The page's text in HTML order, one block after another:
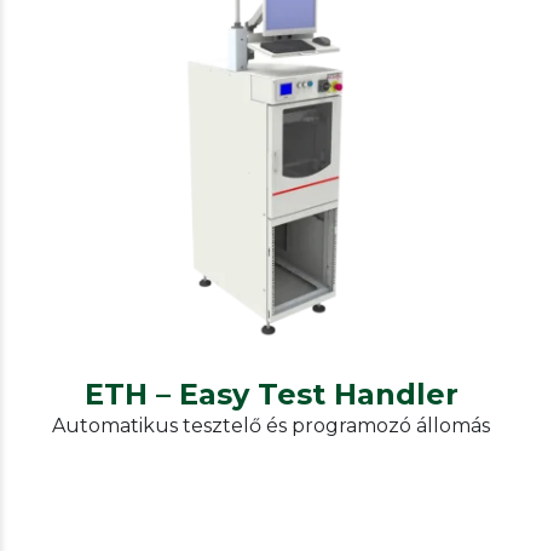
IPTE
Test handlers
ETH – Easy Test Handler
ETH – Easy Test Handler
Automatikus tesztelő és programozó állomás